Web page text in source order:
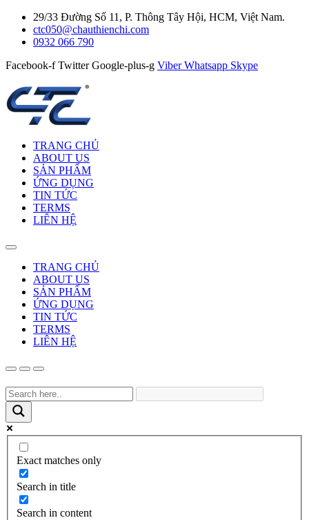
29/33 Đường Số 11, P. Thông Tây Hội, HCM, Việt Nam.
ctc050@chauthienchi.com
0932 066 790
Facebook-f Twitter Google-plus-g Viber Whatsapp Skype
TRANG CHỦ
ABOUT US
SẢN PHẨM
ỨNG DỤNG
TIN TỨC
TERMS
LIÊN HỆ
TRANG CHỦ
ABOUT US
SẢN PHẨM
ỨNG DỤNG
TIN TỨC
TERMS
LIÊN HỆ
Exact matches only
Search in title
Search in content